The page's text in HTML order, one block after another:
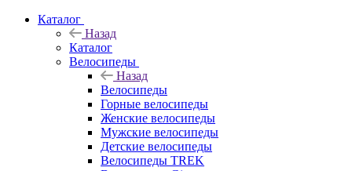
Каталог
Назад
Каталог
Велосипеды
Назад
Велосипеды
Горные велосипеды
Женские велосипеды
Мужские велосипеды
Детские велосипеды
Велосипеды TREK